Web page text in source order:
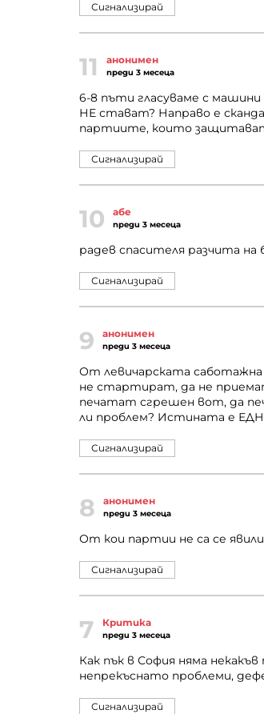
Сигнализирай
11 анонимен
преди 3 месеца
6-8 пъти гласуваме с
НЕ стават? Направо е
партиите, които
Сигнализирай
10 абе
преди 3 месеца
радев спасителя разчита
Сигнализирай
9 анонимен
преди 3 месеца
От левичарската
не стартират, да не
печатат сгрешен вот, да
ли проблем? Истината е
Сигнализирай
8 анонимен
преди 3 месеца
От кои партии не са се
Сигнализирай
7 Критика
преди 3 месеца
Как пък в София няма
непрекъснато проблеми,
Сигнализирай